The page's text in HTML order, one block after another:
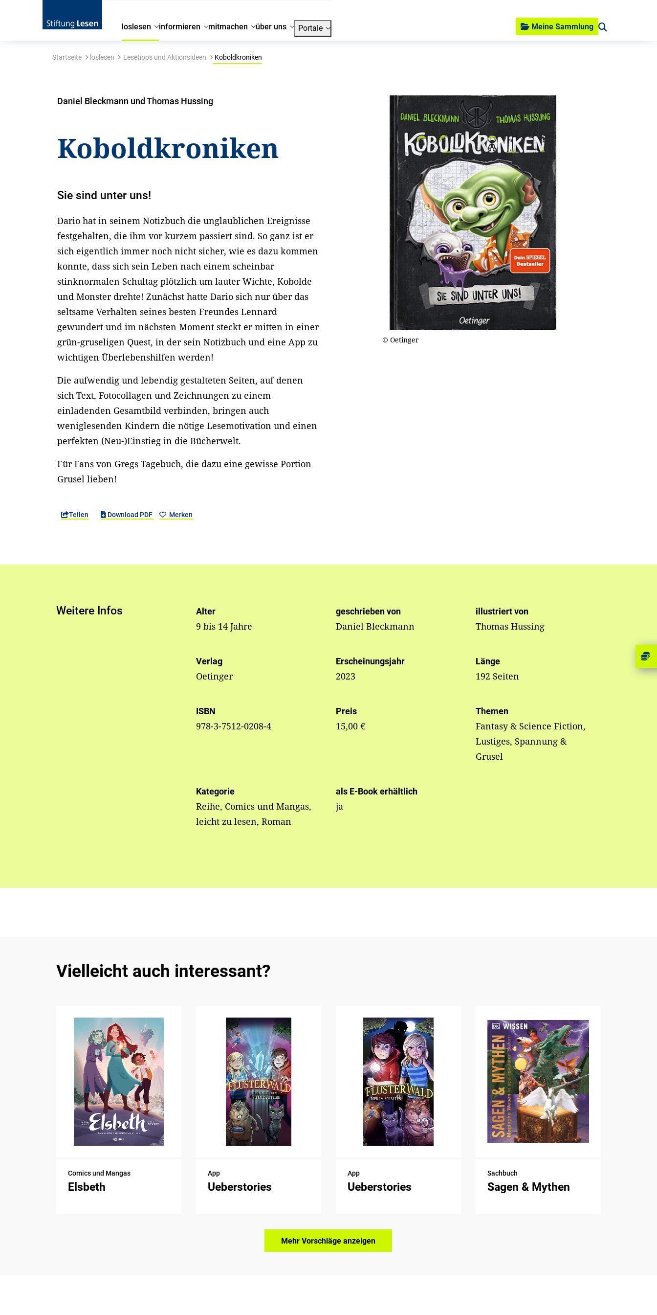
loslesen informieren mitmachen über uns Portale Meine Sammlung
Startseite loslesen Lesetipps und Aktionsideen Koboldkroniken
Daniel Bleckmann und Thomas Hussing
Koboldkroniken
Sie sind unter uns!
Dario hat in seinem Notizbuch die unglaublichen Ereignisse
festgehalten, die ihm vor kurzem passiert sind. So ganz ist er
sich eigentlich immer noch nicht sicher, wie es dazu kommen
konnte, dass sich sein Leben nach einem scheinbar
stinknormalen Schultag plötzlich um lauter Wichte, Kobolde
und Monster drehte! Zunächst hatte Dario sich nur über das
seltsame Verhalten seines besten Freundes Lennard
gewundert und im nächsten Moment steckt er mitten in einer
grün-gruseligen Quest, in der sein Notizbuch und eine App zu
wichtigen Überlebenshilfen werden!
Die aufwendig und lebendig gestalteten Seiten, auf denen
sich Text, Fotocollagen und Zeichnungen zu einem
einladenden Gesamtbild verbinden, bringen auch
weniglesenden Kindern die nötige Lesemotivation und einen
perfekten (Neu-)Einstieg in die Bücherwelt.
Für Fans von Gregs Tagebuch, die dazu eine gewisse Portion
Grusel lieben!
Teilen Download PDF Merken
© Oetinger
Weitere Infos Alter
9 bis 14 Jahre
geschrieben von
Daniel Bleckmann
illustriert von
Thomas Hussing
Verlag
Oetinger
Erscheinungsjahr
2023
Länge
192 Seiten
ISBN
978-3-7512-0208-4
Preis
15,00 €
Themen
Fantasy & Science Fiction,
Lustiges, Spannung &
Grusel
Kategorie
Reihe, Comics und Mangas,
leicht zu lesen, Roman
als E-Book erhältlich
ja
Vielleicht auch interessant?
Comics und Mangas
Elsbeth
App
Ueberstories
App
Ueberstories
Sachbuch
Sagen & Mythen
Mehr Vorschläge anzeigen